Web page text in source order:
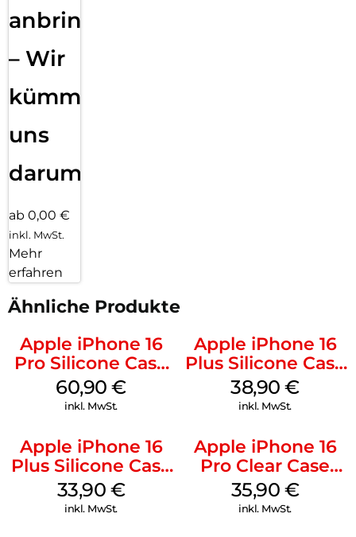
anbringen
– Wir
kümmern
uns
darum!
ab 0,00 €
inkl. MwSt.
Mehr
erfahren
Ähnliche Produkte
Apple iPhone 16
Pro Silicone Case
MagSafe Stone
Gray
60,90€
inkl. MwSt.
Apple iPhone 16
Plus Silicone Case
MagSafe Denim
38,90€
inkl. MwSt.
Apple iPhone 16
Plus Silicone Case
MagSafe Lake
Green
33,90 €
inkl. MwSt.
Apple iPhone 16
Pro Clear Case
MagSafe
Transparent
35,90 €
inkl. MwSt.